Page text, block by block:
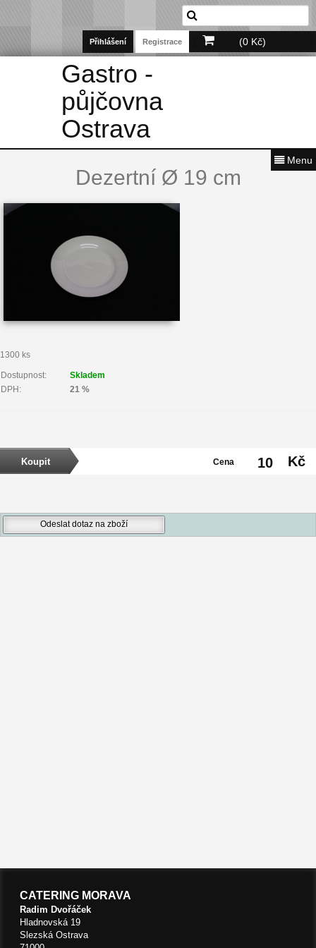
Menu
Gastro -
půjčovna
Ostrava
Přihlášení Registrace (0 Kč)
Dezertní Ø 19 cm
1300 ks
Dostupnost:
Skladem
DPH:
21 %
Cena 10 Kč
CATERING MORAVA
Radim Dvořáček
Hladnovská 19
Slezská Ostrava